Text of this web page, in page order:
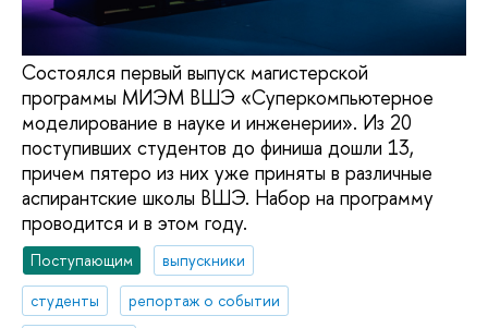
Состоялся первый выпуск магистерской
программы МИЭМ ВШЭ «Суперкомпьютерное
моделирование в науке и инженерии». Из 20
поступивших студентов до финиша дошли 13,
причем пятеро из них уже приняты в различные
аспирантские школы ВШЭ. Набор на программу
проводится и в этом году.
Поступающим
выпускники
студенты
репортаж о событии